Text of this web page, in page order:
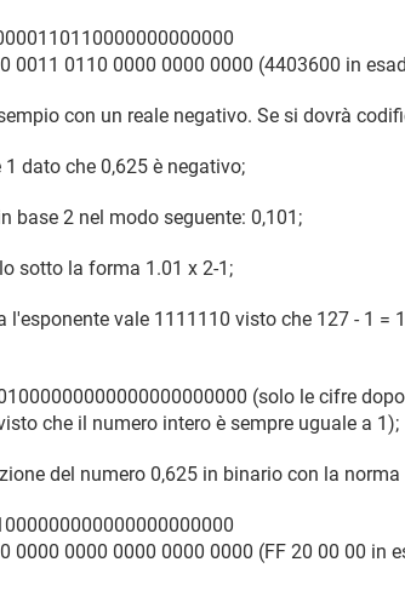
0011 0110 0000 0000 0000 (4403600 in
con un reale negativo. Se si dovrà
dato che 0,625 è negativo;
base 2 nel modo seguente: 0,101;
sotto la forma 1.01 x 2-1;
l'esponente vale 1111110 visto che 127 - 1 =
(solo le cifre
che il numero intero è sempre uguale a 1);
del numero 0,625 in binario con la norma
0000 0000 0000 0000 0000 (FF 20 00 00 in